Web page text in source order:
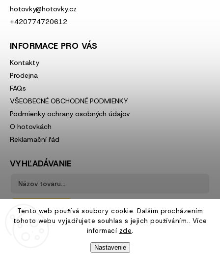
Tento web používá soubory cookie. Dalším procházením
tohoto webu vyjadřujete souhlas s jejich používáním.. Více
informací zde.
Nastavenie
hotovky@hotovky.cz
+420774720612
INFORMACE PRO VÁS
Kontakty
Prodejna
FAQs
VŠEOBECNÉ OBCHODNÉ PODMIENKY
Podmienky ochrany osobných údajov
O hotovkách
Reklamační řád
VYHĽADÁVANIE
Hľadať